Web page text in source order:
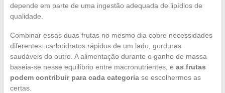
depende em parte de uma ingestão adequada de lipídios de
qualidade.
Combinar essas duas frutas no mesmo dia cobre necessidades
diferentes: carboidratos rápidos de um lado, gorduras
saudáveis do outro. A alimentação durante o ganho de massa
baseia-se nesse equilíbrio entre macronutrientes, e as frutas
podem contribuir para cada categoriase escolhermos as
certas.